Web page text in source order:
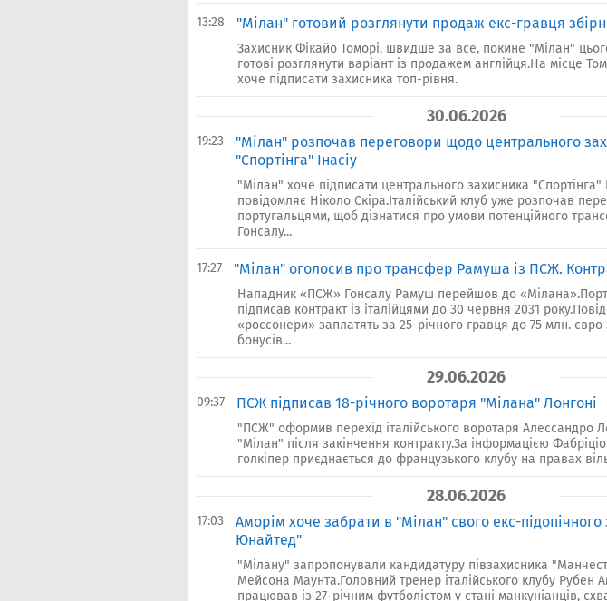
13:28 "Мілан" готовий розглянути продаж екс-гравця
Захисник Фікайо Томорі, швидше за все, покине "Мілан"
готові розглянути варіант із продажем англійця.На місце
хоче підписати захисника топ-рівня.
30.06.2026
19:23
"Мілан" розпочав переговори щодо центрального
"Спортінга" Інасіу
"Мілан" хоче підписати центрального захисника "Спортінга"
повідомляє Ніколо Скіра.Італійський клуб уже розпочав
португальцями, щоб дізнатися про умови потенційного
Гонсалу...
17:27 "Мілан" оголосив про трансфер Рамуша із ПСЖ.
Нападник «ПСЖ» Гонсалу Рамуш перейшов до
підписав контракт із італійцями до 30 червня 2031
«россонери» заплатять за 25-річного гравця до 75 млн. євро
бонусів...
29.06.2026
09:37 ПСЖ підписав 18-річного воротаря "Мілана" Лонгоні
"ПСЖ" оформив перехід італійського воротаря Алессандро
"Мілан" після закінчення контракту.За інформацією
голкіпер приєднається до французького клубу на правах
28.06.2026
17:03
Аморім хоче забрати в "Мілан" свого екс-
Юнайтед"
"Мілану" запропонували кандидатуру півзахисника
Мейсона Маунта.Головний тренер італійського клубу Рубен
працював із 27-річним футболістом у стані манкуніанців,